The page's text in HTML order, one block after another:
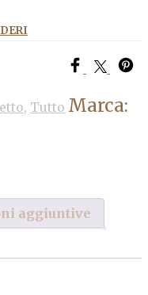
, Tutto Marca:
aggiuntive